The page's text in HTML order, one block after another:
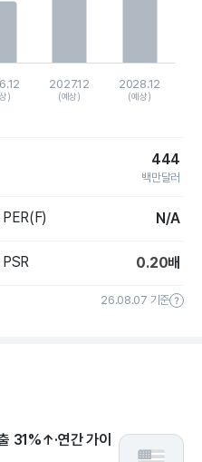
)
2027.12
(예상)
2028.12
(예상)
444
백만달러
PER(F) N/A
PSR 0.20배
26.08.07 기준
31%↑·연간 가이